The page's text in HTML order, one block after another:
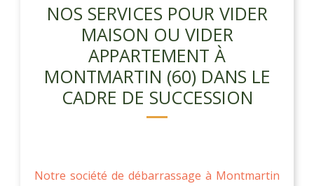
NOS SERVICES POUR VIDER
MAISON OU VIDER
APPARTEMENT À
MONTMARTIN (60) DANS LE
CADRE DE SUCCESSION
Notre société de débarrassage à Montmartin